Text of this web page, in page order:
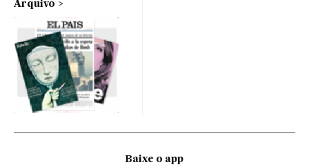
Arquivo
Baixe o app